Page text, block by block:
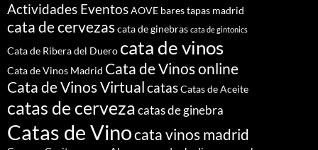
Actividades EventosAOVE bares tapas madrid
cata de cervezascata de ginebras cata de gintonics
Cata de Ribera del Duero cata de vinos
Cata de Vinos Madrid Cata de Vinos online
Cata de Vinos VirtualcatasCatas de Aceite
catas de cervezacatas de ginebra
Catas de Vinocata vinos madrid